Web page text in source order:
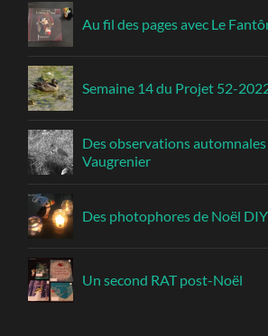
Au fil des pages avec Le
Semaine 14 du Projet 52-
Des observations
Vaugrenier
Des photophores de Noël DIY
Un second RAT post-Noël